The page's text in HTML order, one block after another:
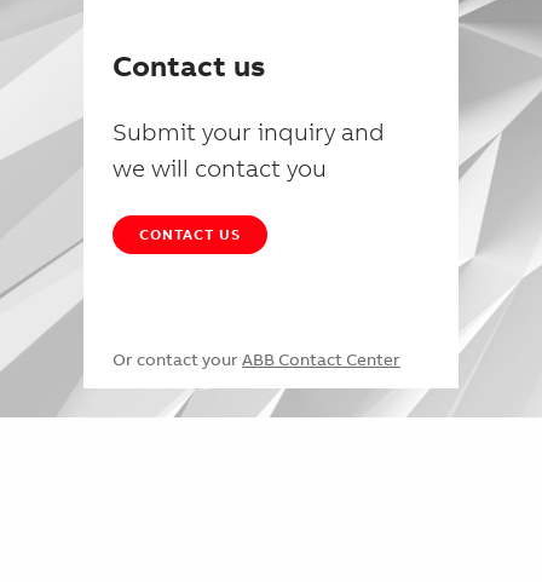
Contact us
Submit your inquiry and
we will contact you
CONTACT US
Or contact your ABB Contact Center